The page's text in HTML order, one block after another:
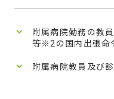
附属病院勤務の教
等※2の国内出張命
附属病院教員及び